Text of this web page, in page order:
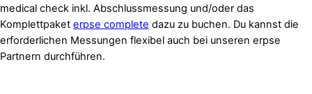
medical check inkl. Abschlussmessung und/oder das
Komplettpaket erpse complete dazu zu buchen. Du kannst die
erforderlichen Messungen flexibel auch bei unseren erpse
Partnern durchführen.